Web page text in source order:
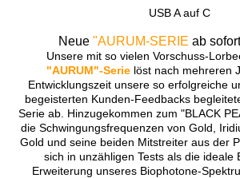
USB A auf C
Neue"AURUM-SERIE ab
Unsere mit so vielen Vorschuss-
"AURUM"-Serielöst nach mehreren
Entwicklungszeit unsere so erfolgreiche
begeisterten Kunden-Feedbacks
Serie ab. Hinzugekommen zum "BLACK
die Schwingungsfrequenzen von Gold,
Gold und seine beiden Mitstreiter aus der
sich in unzähligen Tests als die ideale
Erweiterung unseres Biophotone-